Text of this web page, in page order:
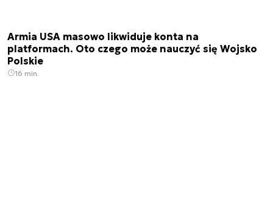
Armia USA masowo likwiduje konta na
platformach. Oto czego może nauczyć się Wojsko
Polskie
16 min.